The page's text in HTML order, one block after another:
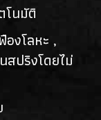
โนมัติ
งโลหะ ,
สปริงโดยไม่